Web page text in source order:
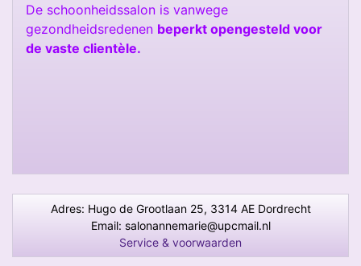
De schoonheidssalon is vanwege
gezondheidsredenen beperkt opengesteld voor
de vaste clientèle.
Adres: Hugo de Grootlaan 25, 3314 AE Dordrecht
Email: salonannemarie@upcmail.nl
Service & voorwaarden